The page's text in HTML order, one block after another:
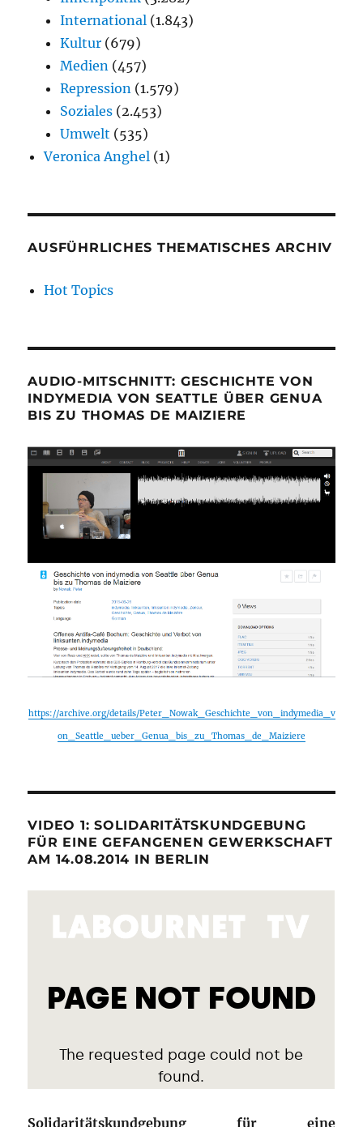
International (1.843)
Kultur (679)
Medien (457)
Repression (1.579)
Soziales (2.453)
Umwelt (535)
Veronica Anghel (1)
AUSFÜHRLICHES THEMATISCHES ARCHIV
Hot Topics
AUDIO-MITSCHNITT: GESCHICHTE VON
INDYMEDIA VON SEATTLE ÜBER GENUA
BIS ZU THOMAS DE MAIZIERE
https://archive.org/details/Peter_Nowak_Geschichte_von_indymedia_v
on_Seattle_ueber_Genua_bis_zu_Thomas_de_Maiziere
VIDEO 1: SOLIDARITÄTSKUNDGEBUNG
FÜR EINE GEFANGENEN GEWERKSCHAFT
AM 14.08.2014 IN BERLIN
Solidaritätskundgebung für eine